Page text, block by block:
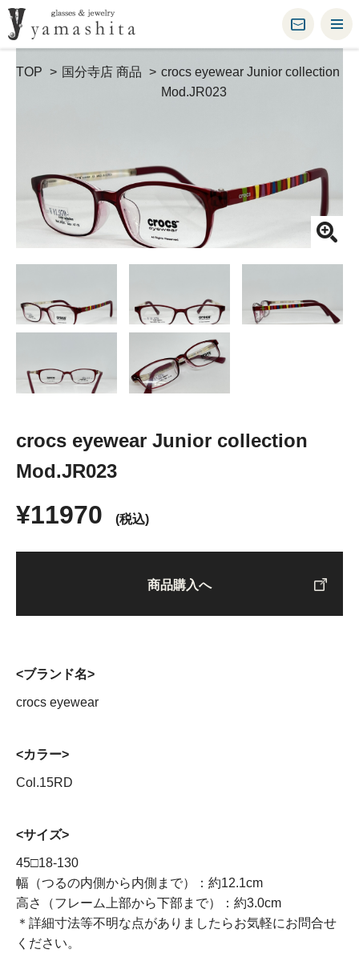
TOP 国分寺店 商品
crocs eyewear Junior collection
Mod.JR023
crocs eyewear Junior collection
Mod.JR023
¥11970 (税込)
商品購入へ
<ブランド名>
crocs eyewear
<カラー>
Col.15RD
<サイズ>
45□18-130
幅（つるの内側から内側まで）：約12.1cm
高さ（フレーム上部から下部まで）：約3.0cm
＊詳細寸法等不明な点がありましたらお気軽にお問合せ
ください。